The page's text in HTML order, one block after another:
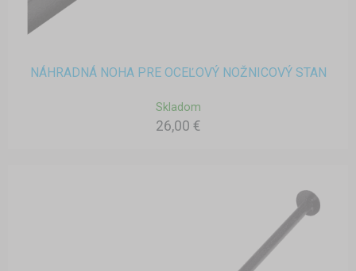
NÁHRADNÁ NOHA PRE OCEĽOVÝ NOŽNICOVÝ STAN
Skladom
26,00 €